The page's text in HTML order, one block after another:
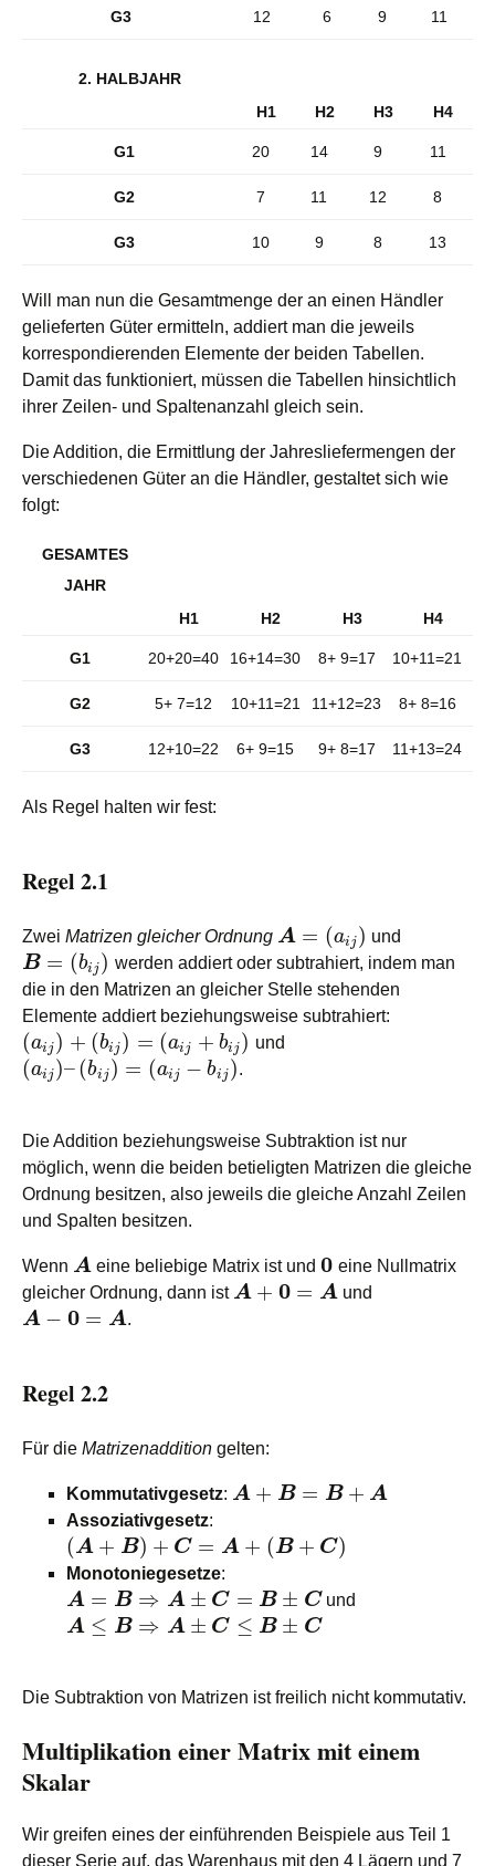
G3 12 6 9 11
2. HALBJAHR
H1
H2 H3 H4
G1 20 14 9 11
G2 7 11 12 8
G3 10 9 8 13
Will man nun die Gesamtmenge der an einen Händler
gelieferten Güter ermitteln, addiert man die jeweils
korrespondierenden Elemente der beiden Tabellen.
Damit das funktioniert, müssen die Tabellen hinsichtlich
ihrer Zeilen- und Spaltenanzahl gleich sein.
Die Addition, die Ermittlung der Jahresliefermengen der
verschiedenen Güter an die Händler, gestaltet sich wie
folgt:
GESAMTES
JAHR
H1
H2 H3 H4
G1 20+20=40 16+14=30 8+ 9=17 10+11=21
G2 5+ 7=12 10+11=21 11+12=23 8+ 8=16
G3 12+10=22 6+ 9=15 9+ 8=17 11+13=24
Als Regel halten wir fest:
Regel 2.1
Zwei Matrizen gleicher Ordnung A = (aij) und
B = (bij) werden addiert oder subtrahiert, indem man
die in den Matrizen an gleicher Stelle stehenden
Elemente addiert beziehungsweise subtrahiert:
(aij) + (bij) = (aij + bij) und
(aij)–(bij) = (aij − bij).
Die Addition beziehungsweise Subtraktion ist nur
möglich, wenn die beiden betieligten Matrizen die gleiche
Ordnung besitzen, also jeweils die gleiche Anzahl Zeilen
und Spalten besitzen.
Wenn A eine beliebige Matrix ist und0 eine Nullmatrix
gleicher Ordnung, dann ist A + 0 = A und
A − 0 = A.
Regel 2.2
Für die Matrizenaddition gelten:
Kommutativgesetz: A + B = B + A
Assoziativgesetz:
(A + B) + C = A + (B + C)
Monotoniegesetze:
A = B ⇒ A ± C = B ± Cund
A ≤ B ⇒ A ± C ≤ B ± C
Die Subtraktion von Matrizen ist freilich nicht kommutativ.
Multiplikation einer Matrix mit einem
Skalar
Wir greifen eines der einführenden Beispiele aus Teil 1
dieser Serie auf, das Warenhaus mit den 4 Lägern und 7